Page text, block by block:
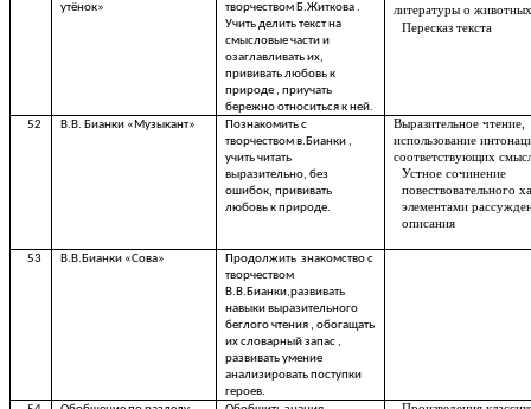
утёнок»
творчеством Б.Житкова .
Учить делить текст на
смысловые части и
озаглавливать их,
прививать любовь к
природе , приучать
бережно относиться к ней.
литературы о
Пересказ текста
52 В.В. Бианки «Музыкант»
Познакомить с
творчеством в.Бианки ,
учить читать
выразительно, без
ошибок, прививать
любовь к природе.
Выразительное чтение,
использование
соответствующих
Устное сочинение
повествовательного
элементами
описания
53 В.В.Бианки «Сова»
Продолжить знакомство с
творчеством
В.В.Бианки,развивать
навыки выразительного
беглого чтения , обогащать
их словарный запас ,
развивать умение
анализировать поступки
героев.